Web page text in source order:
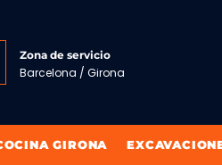
Zona de servicio
Barcelona / Girona
GIRONA